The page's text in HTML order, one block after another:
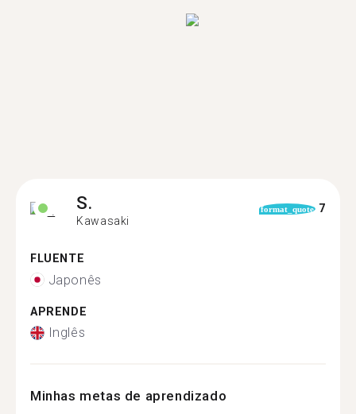
S.
Kawasaki
format_quote 7
FLUENTE
Japonês
APRENDE
Inglês
Minhas metas de aprendizado